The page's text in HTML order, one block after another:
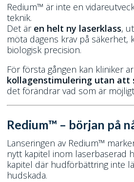
Redium™ är inte en
teknik.
Det är en helt ny laserklass,
möta dagens krav på säkerhet,
biologisk precision.
För första gången kan kliniker
kollagenstimulering utan att
det förändrar vad som är
Redium™ – början på
Lanseringen av Redium™
nytt kapitel inom laserbaserad
kapitel där hudförbättring inte
hudskada.